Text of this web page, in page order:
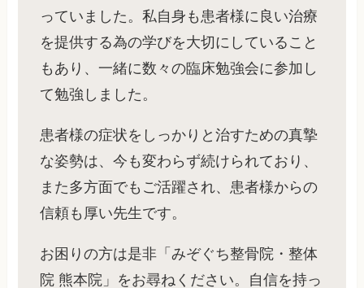
っていました。私自身も患者様に良い治療
を提供する為の学びを大切にしていること
もあり、一緒に数々の臨床勉強会に参加し
て勉強しました。
患者様の症状をしっかりと治すための真摯
な姿勢は、今も変わらず続けられており、
また多方面でもご活躍され、患者様からの
信頼も厚い先生です。
お困りの方は是非「みぞぐち整骨院・整体
院 熊本院」をお尋ねください。自信を持っ